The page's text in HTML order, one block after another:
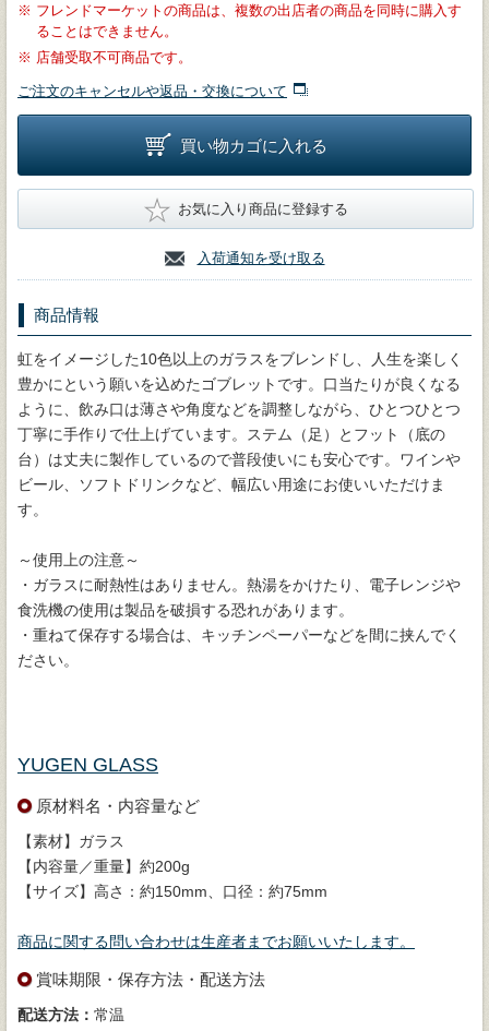
※ フレンドマーケットの商品は、複数の出店者の商品を同時に購入す
ることはできません。
※ 店舗受取不可商品です。
ご注文のキャンセルや返品・交換について
買い物カゴに入れる
★ お気に入り商品に登録する
入荷通知を受け取る
商品情報
虹をイメージした10色以上のガラスをブレンドし、人生を楽しく
豊かにという願いを込めたゴブレットです。口当たりが良くなる
ように、飲み口は薄さや角度などを調整しながら、ひとつひとつ
丁寧に手作りで仕上げています。ステム（足）とフット（底の
台）は丈夫に製作しているので普段使いにも安心です。ワインや
ビール、ソフトドリンクなど、幅広い用途にお使いいただけま
す。
～使用上の注意～
・ガラスに耐熱性はありません。熱湯をかけたり、電子レンジや
食洗機の使用は製品を破損する恐れがあります。
・重ねて保存する場合は、キッチンペーパーなどを間に挟んでく
ださい。
YUGEN GLASS
原材料名・内容量など
【素材】ガラス
【内容量／重量】約200g
【サイズ】高さ：約150mm、口径：約75mm
商品に関する問い合わせは生産者までお願いいたします。
賞味期限・保存方法・配送方法
配送方法： 常温